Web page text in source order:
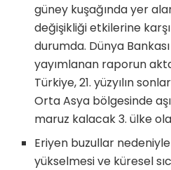
güney kuşağında yer
değişikliği etkilerine
durumda. Dünya
yayımlanan raporun
Türkiye, 21. yüzyılın
Orta Asya bölgesinde
maruz kalacak 3. ülke
Eriyen buzullar
yükselmesi ve küresel